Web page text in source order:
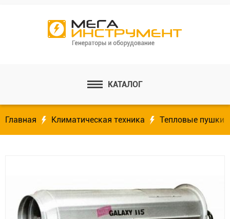
КАТАЛОГ
Главная Климатическая техника Тепловые пушки